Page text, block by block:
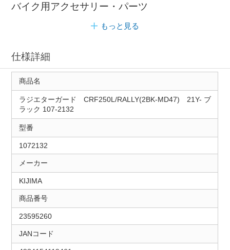
バイク用アクセサリー・パーツ
もっと見る
仕様詳細
商品名
ラジエターガード CRF250L/RALLY(2BK-MD47) 21Y- ブ
ラック 107-2132
型番
1072132
メーカー
KIJIMA
商品番号
23595260
JANコード